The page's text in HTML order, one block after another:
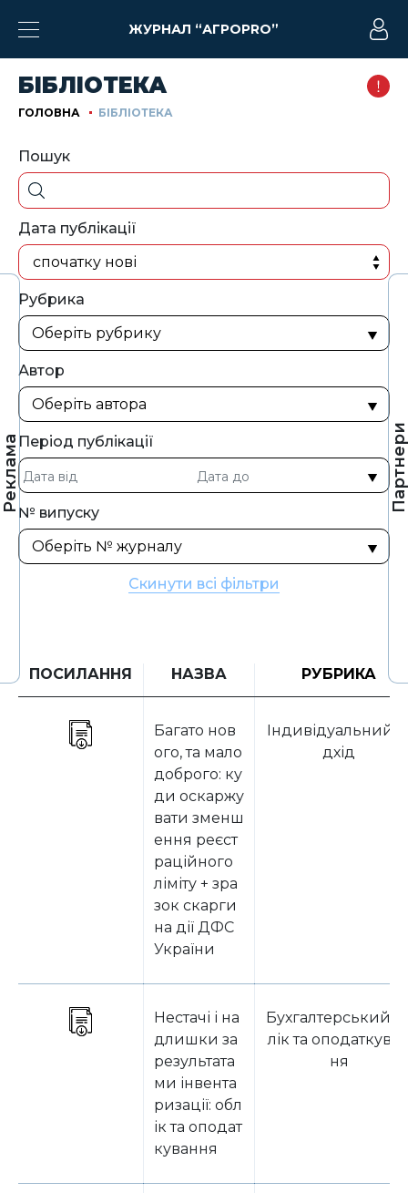
Реклама Партнери
ЖУРНАЛ “АГРОPRO”
БІБЛІОТЕКА
ГОЛОВНА БІБЛІОТЕКА
Пошук
Дата публікації
спочатку нові
Рубрика
Автор
Період публікації
№ випуску
Скинути всі фільтри
ПОСИЛАННЯ НАЗВА РУБРИКА
Багато нов
ого, та мало
доброго: ку
ди оскаржу
вати зменш
ення реєст
раційного
ліміту + зра
зок скарги
на дії ДФС
України
Індивідуальний
дхід
Нестачі і на
длишки за
результата
ми інвента
ризації: обл
ік та оподат
кування
Бухгалтерський
лік та
ня